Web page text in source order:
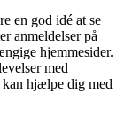
en god idé at se
anmeldelser på
hjemmesider.
med
hjælpe dig med